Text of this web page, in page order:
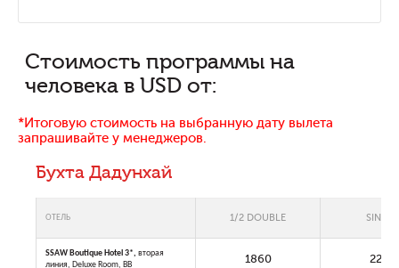
Стоимость программы на
человека в USD от:
*Итоговую стоимость на выбранную дату вылета
запрашивайте у менеджеров.
Бухта Дадунхай
ОТЕЛЬ 1/2 DOUBLE SINGLE
SSAW Boutique Hotel 3*, вторая
линия, Deluxe Room, BB
1860 2205